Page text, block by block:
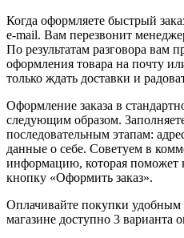
Когда оформляете быстрый
e-mail. Вам перезвонит
По результатам разговора вам
оформления товара на почту
только ждать доставки и
Оформление заказа в
следующим образом.
последовательным этапам:
данные о себе. Советуем в
информацию, которая поможет
кнопку «Оформить заказ».
Оплачивайте покупки удобным
магазине доступно 3 варианта